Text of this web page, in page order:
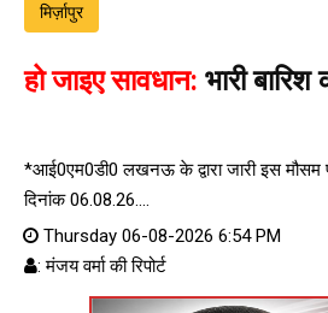
मिर्ज़ापुर
हो जाइए सावधान: भारी
*आई0एम0डी0 लखनऊ के द्वारा जारी इस मौसम
दिनांक 06.08.26....
Thursday 06-08-2026 6:54 PM
: मंजय वर्मा की रिपोर्ट